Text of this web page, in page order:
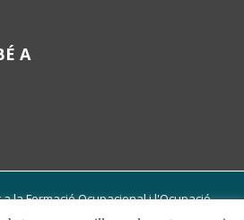
A
la Formació Ocupacional i l'Ocupació